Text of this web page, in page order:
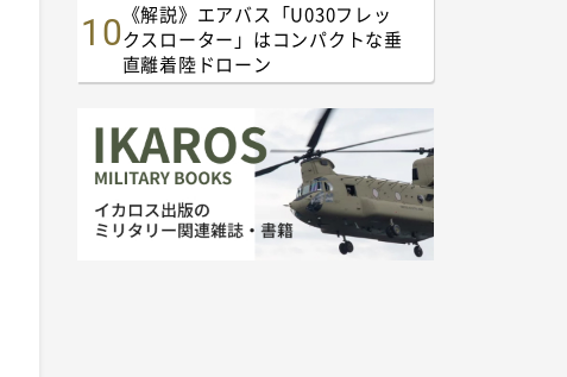
《解説》エアバス「U030フレッ
クスローター」はコンパクトな垂
直離着陸ドローン